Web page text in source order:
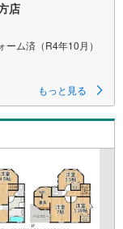
店
ーム済（R4年10月）
もっと見る